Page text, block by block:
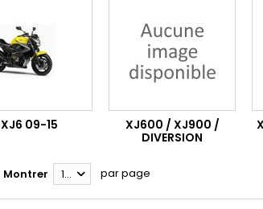
XJ6 09-15
XJ600 / XJ900 /
DIVERSION
Montrer 12 par page